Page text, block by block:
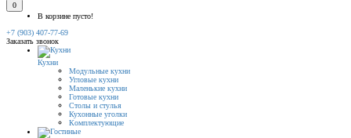
0
В корзине пусто!
+7 (903) 407-77-69
Заказать звонок
Кухни
Модульные кухни
Угловые кухни
Маленькие кухни
Готовые кухни
Столы и стулья
Кухонные уголки
Комплектующие